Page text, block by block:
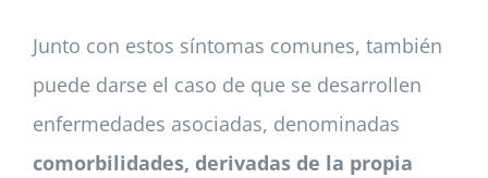
Junto con estos síntomas comunes, también
puede darse el caso de que se desarrollen
enfermedades asociadas, denominadas
comorbilidades, derivadas de la propia